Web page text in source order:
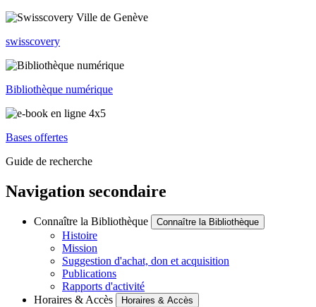
swisscovery
Bibliothèque numérique
Bases offertes
Guide de recherche
Navigation secondaire
Connaître la Bibliothèque Connaître la Bibliothèque
Histoire
Mission
Suggestion d'achat, don et acquisition
Publications
Rapports d'activité
Horaires & Accès
Horaires & Accès